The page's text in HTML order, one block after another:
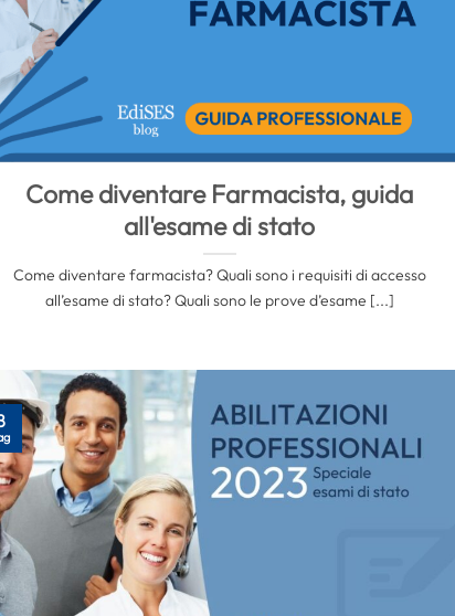
Come diventare Farmacista, guida
all'esame di stato
Come diventare farmacista? Quali sono i requisiti di accesso
all’esame di stato? Quali sono le prove d’esame [...]